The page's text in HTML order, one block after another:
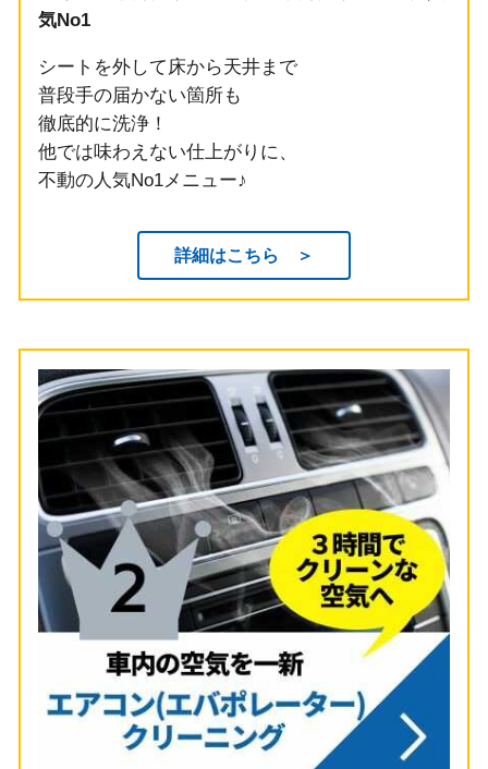
気No1
シートを外して床から天井まで
普段手の届かない箇所も
徹底的に洗浄！
他では味わえない仕上がりに、
不動の人気No1メニュー♪
詳細はこちら ＞